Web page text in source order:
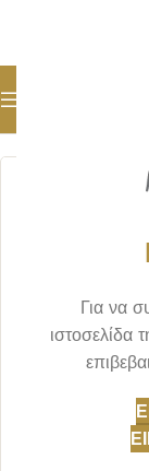
Για να
ιστοσελίδα
Αρχική σελίδα